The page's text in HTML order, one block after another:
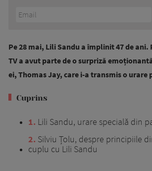
Pe 28 mai, Lili Sandu a împlinit 47 de
TV a avut parte de o surpriză
ei, Thomas Jay, care i-a transmis o urare
Cuprins
1 Lili Sandu, urare specială din
2 Silviu Țolu, despre principiile
cuplu cu Lili Sandu